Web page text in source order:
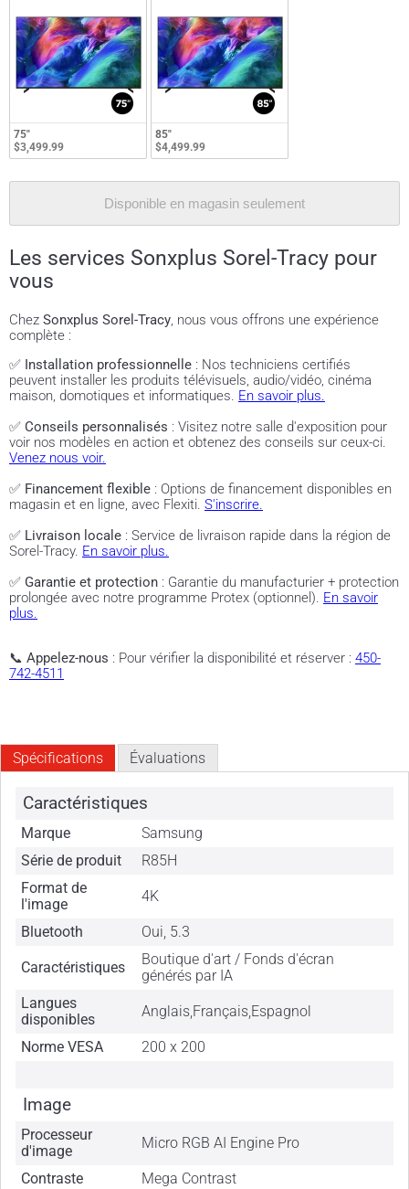
75"
$3,499.99
85"
$4,499.99
Disponible en magasin seulement
Les services Sonxplus Sorel-Tracy pour
vous
Chez Sonxplus Sorel-Tracy, nous vous offrons une expérience
complète :
✅ Installation professionnelle : Nos techniciens certifiés
peuvent installer les produits télévisuels, audio/vidéo, cinéma
maison, domotiques et informatiques. En savoir plus.
✅ Conseils personnalisés : Visitez notre salle d'exposition pour
voir nos modèles en action et obtenez des conseils sur ceux-ci.
Venez nous voir.
✅ Financement flexible : Options de financement disponibles en
magasin et en ligne, avec Flexiti. S'inscrire.
✅ Livraison locale : Service de livraison rapide dans la région de
Sorel-Tracy. En savoir plus.
✅ Garantie et protection : Garantie du manufacturier + protection
prolongée avec notre programme Protex (optionnel). En savoir
plus.
📞 Appelez-nous : Pour vérifier la disponibilité et réserver : 450-
742-4511
Spécifications Évaluations
Caractéristiques
Marque
Samsung
Série de produit
R85H
Format de
l'image
4K
Bluetooth Oui, 5.3
Caractéristiques
Boutique d'art / Fonds d'écran
générés par IA
Langues
disponibles
Anglais,Français,Espagnol
Norme VESA 200 x 200
Image
Processeur
d'image
Micro RGB AI Engine Pro
Contraste
Mega Contrast